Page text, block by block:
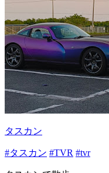
タスカン
#タスカン #TVR #tvr